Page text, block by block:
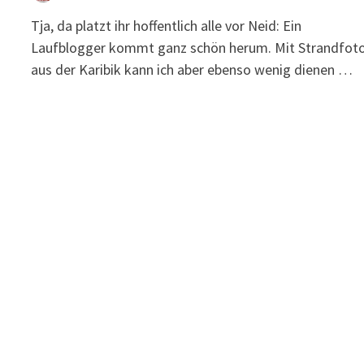
Tja, da platzt ihr hoffentlich alle vor Neid: Ein
Laufblogger kommt ganz schön herum. Mit
aus der Karibik kann ich aber ebenso wenig dienen …